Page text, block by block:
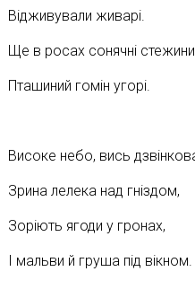
Відживували живарі.
Ще в росах сонячні
Пташиний гомін угорі.
Високе небо, вись
Зрина лелека над гніздом,
Зоріють ягоди у гронах,
І мальви й груша під вікном.